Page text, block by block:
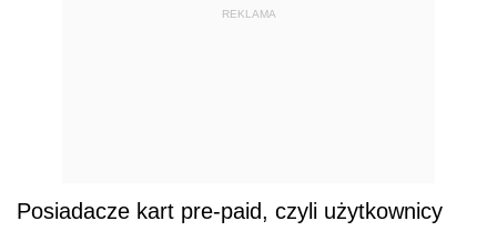
REKLAMA
Posiadacze kart pre-paid, czyli użytkownicy